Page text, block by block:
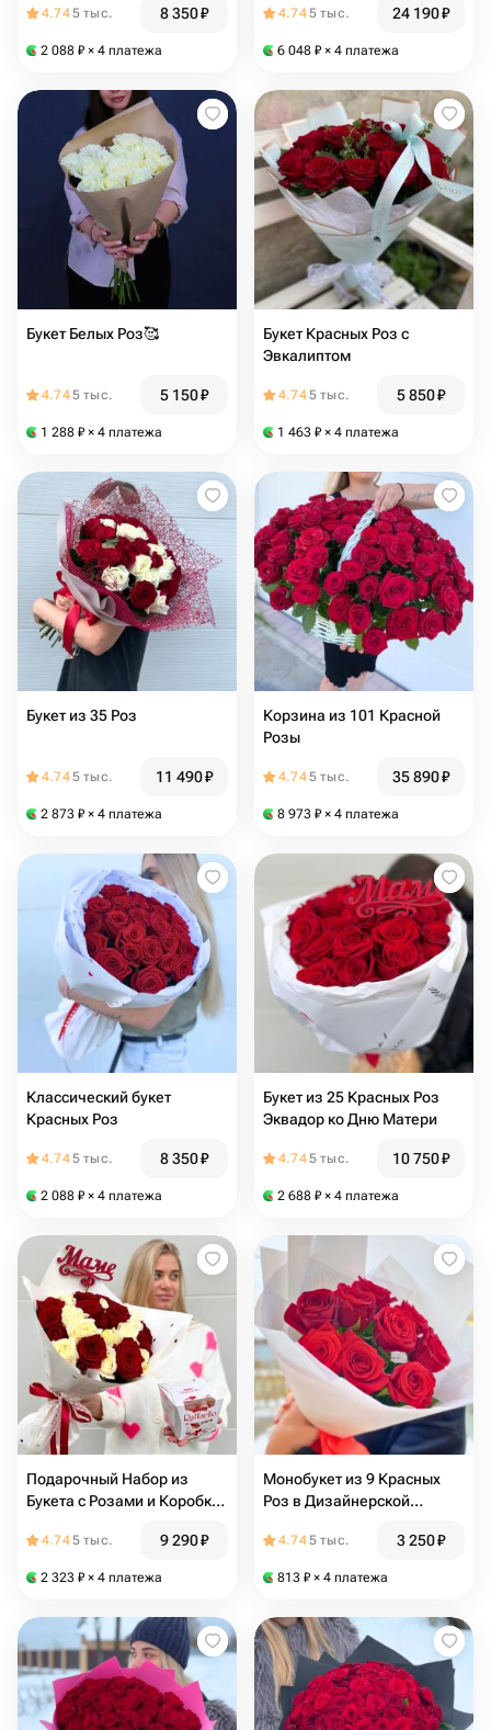
4.745 тыс. 8 350₽
2 088 ₽ × 4 платежа
4.745 тыс. 24 190₽
6 048 ₽ × 4 платежа
Букет Белых Роз🥰
4.745 тыс. 5 150₽
1 288 ₽ × 4 платежа
Букет Красных Роз с
Эвкалиптом
4.745 тыс. 5 850₽
1 463 ₽ × 4 платежа
Букет из 35 Роз
4.745 тыс. 11 490₽
2 873 ₽ × 4 платежа
Корзина из 101 Красной
Розы
4.745 тыс. 35 890₽
8 973 ₽ × 4 платежа
Классический букет
Красных Роз
4.745 тыс. 8 350₽
2 088 ₽ × 4 платежа
Букет из 25 Красных Роз
Эквадор ко Дню Матери
4.745 тыс. 10 750₽
2 688 ₽ × 4 платежа
Подарочный Набор из
Букета с Розами и Коробки
4.745 тыс. 9 290₽
2 323 ₽ × 4 платежа
Монобукет из 9 Красных
Роз в Дизайнерской
4.745 тыс. 3 250₽
813 ₽ × 4 платежа